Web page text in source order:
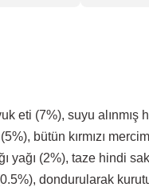
eti (7%), suyu alınmış
bütün kırmızı
yağı (2%), taze hindi
dondurularak